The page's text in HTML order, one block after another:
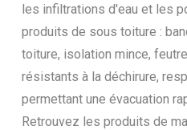
les infiltrations d'eau et les
produits de sous toiture :
toiture, isolation mince,
résistants à la déchirure,
permettant une évacuation
Retrouvez les produits de